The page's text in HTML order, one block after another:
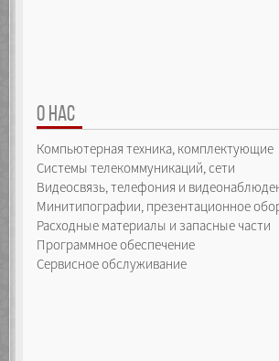
О НАС
Компьютерная техника, комплектующие
Системы телекоммуникаций, сети
Видеосвязь, телефония и
Минитипографии, презентационное
Расходные материалы и запасные части
Программное обеспечение
Сервисное обслуживание